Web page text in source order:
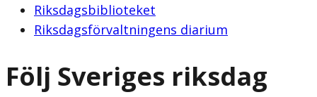
Riksdagsbiblioteket
Riksdagsförvaltningens diarium
Följ Sveriges riksdag